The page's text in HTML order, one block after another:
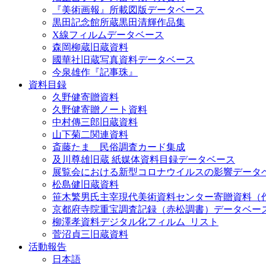
『美術画報』所載図版データベース
黒田記念館所蔵黒田清輝作品集
X線フィルムデータベース
森岡柳蔵旧蔵資料
國華社旧蔵写真資料データベース
今泉雄作『記事珠』
資料目録
久野健寄贈資料
久野健寄贈ノート資料
中村傳三郎旧蔵資料
山下菊二関連資料
斎藤たま 民俗調査カード集成
及川尊雄旧蔵 紙媒体資料目録データベース
展覧会における新型コロナウイルスの影響データ
松島健旧蔵資料
笹木繁男氏主宰現代美術資料センター寄贈資料（
京都府寺院重宝調査記録（赤松調書）データベー
柳澤孝資料デジタル化フィルム_リスト
菅沼貞三旧蔵資料
活動報告
日本語